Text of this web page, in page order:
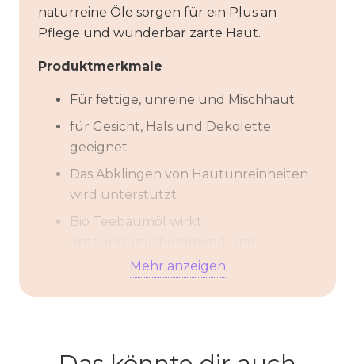
naturreine Öle sorgen für ein Plus an
Pflege und wunderbar zarte Haut.
Produktmerkmale
Für fettige, unreine und Mischhaut
für Gesicht, Hals und Dekolette
geeignet
Das Abklingen von Hautunreinheiten
wird unterstützt
Bio Teebaumöl wirkt
antiseptisch
antibakterielle und
Mehr anzeigen